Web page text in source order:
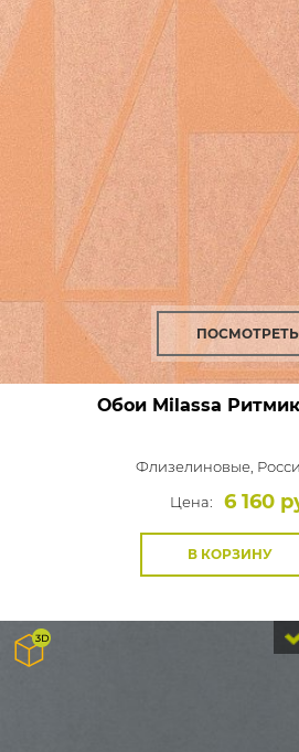
ПОСМОТРЕТЬ
Обои Milassa
Флизелиновые,
Цена:
6 160
В КОРЗИНУ